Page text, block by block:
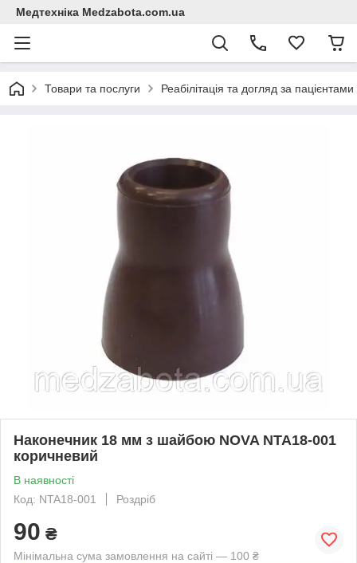
Медтехніка Medzabota.com.ua
Товари та послуги Реабілітація та догляд за пацієнтами
Наконечник 18 мм з шайбою NOVA NTA18-001
коричневий
В наявності
Код: NTA18-001
Роздріб
90 ₴
Мінімальна сума замовлення на сайті — 100 ₴